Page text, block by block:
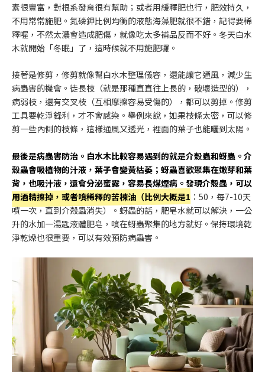
素很豐富，對根系發育很有幫助；或者用緩釋肥也行，肥效持久，
不用常常施肥。氮磷鉀比例均衡的液態海藻肥就很不錯，記得要稀
釋喔，不然太濃會造成肥傷，就像吃太多補品反而不好。冬天白水
木就開始「冬眠」了，這時候就不用施肥囉。
接著是修剪，修剪就像幫白水木整理儀容，還能讓它通風，減少生
病蟲害的機會。徒長枝（就是那種直直往上長的，破壞造型的），
病弱枝，還有交叉枝（互相摩擦容易受傷的），都可以剪掉。修剪
工具要乾淨鋒利，才不會感染。舉例來說，如果枝條太密，可以修
剪一些內側的枝條，這樣通風又透光，裡面的葉子也能曬到太陽。
最後是病蟲害防治。白水木比較容易遇到的就是介殼蟲和蚜蟲。介
殼蟲會吸植物的汁液，葉子會變黃枯萎；蚜蟲喜歡聚集在嫩芽和葉
背，也吸汁液，還會分泌蜜露，容易長煤煙病。發現介殼蟲，可以
用酒精擦掉，或者噴稀釋的苦楝油（比例大概是1 ：50，每7-10天
噴一次，直到介殼蟲消失）。蚜蟲的話，肥皂水就可以解決，一公
升的水加一湯匙液體肥皂，噴在蚜蟲聚集的地方就好。保持環境乾
淨乾燥也很重要，可以有效預防病蟲害。